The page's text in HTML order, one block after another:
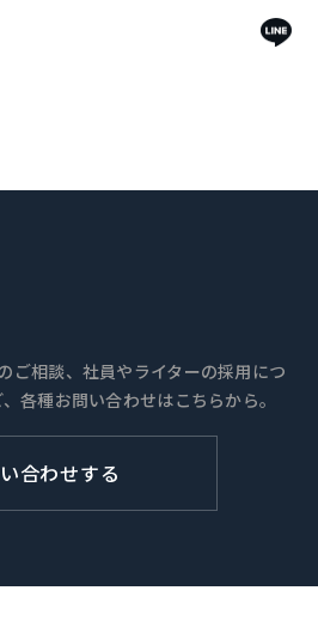
ご相談、社員やライターの採用につ
各種お問い合わせはこちらから。
合わせする